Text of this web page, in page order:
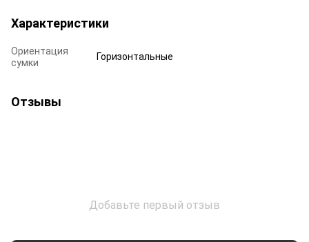
Характеристики
Ориентация
сумки
Горизонтальные
Отзывы
Добавьте первый отзыв